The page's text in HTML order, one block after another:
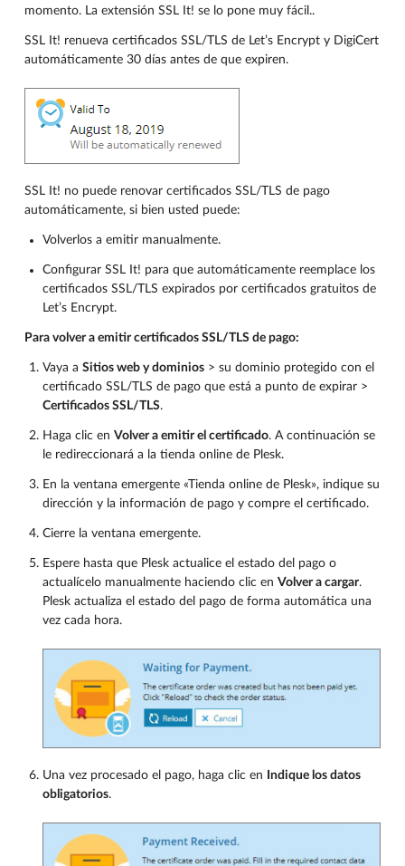
momento. La extensión SSL It! se lo pone muy fácil..
SSL It! renueva certificados SSL/TLS de Let’s Encrypt y DigiCert
automáticamente 30 días antes de que expiren.
SSL It! no puede renovar certificados SSL/TLS de pago
automáticamente, si bien usted puede:
Volverlos a emitir manualmente.
Configurar SSL It! para que automáticamente reemplace los
certificados SSL/TLS expirados por certificados gratuitos de
Let’s Encrypt.
Para volver a emitir certificados SSL/TLS de pago:
Vaya a Sitios web y dominios > su dominio protegido con el
certificado SSL/TLS de pago que está a punto de expirar >
Certificados SSL/TLS.
Haga clic en Volver a emitir el certificado. A continuación se
le redireccionará a la tienda online de Plesk.
En la ventana emergente «Tienda online de Plesk», indique su
dirección y la información de pago y compre el certificado.
Cierre la ventana emergente.
Espere hasta que Plesk actualice el estado del pago o
actualícelo manualmente haciendo clic en Volver a cargar.
Plesk actualiza el estado del pago de forma automática una
vez cada hora.
Una vez procesado el pago, haga clic en
Indique los datos
obligatorios.